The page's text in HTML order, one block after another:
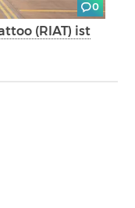
0
(RIAT) ist